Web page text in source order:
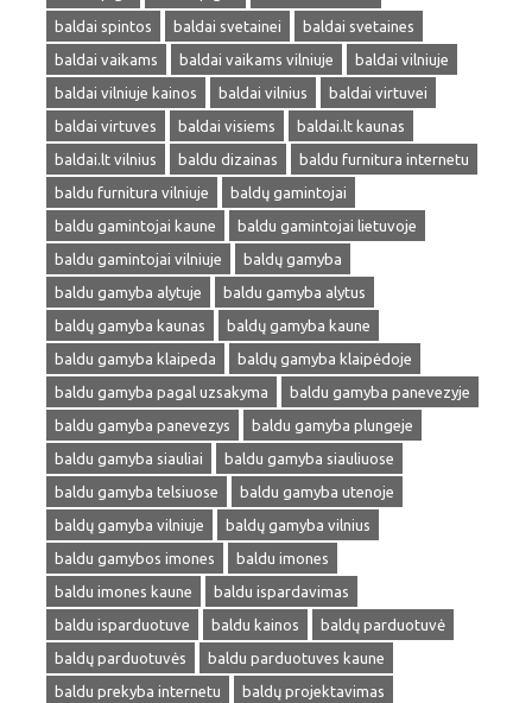
baldai spintos
baldai svetainei
baldai svetaines
baldai vaikams
baldai vaikams vilniuje
baldai vilniuje
baldai vilniuje kainos
baldai vilnius
baldai virtuvei
baldai virtuves
baldai visiems
baldai.lt kaunas
baldai.lt vilnius
baldu dizainas
baldu furnitura internetu
baldu furnitura vilniuje
baldų gamintojai
baldu gamintojai kaune
baldu gamintojai lietuvoje
baldu gamintojai vilniuje
baldų gamyba
baldu gamyba alytuje
baldu gamyba alytus
baldų gamyba kaunas
baldų gamyba kaune
baldu gamyba klaipeda
baldų gamyba klaipėdoje
baldu gamyba pagal uzsakyma
baldu gamyba panevezyje
baldu gamyba panevezys
baldu gamyba plungeje
baldu gamyba siauliai
baldu gamyba siauliuose
baldu gamyba telsiuose
baldu gamyba utenoje
baldų gamyba vilniuje
baldų gamyba vilnius
baldu gamybos imones
baldu imones
baldu imones kaune
baldu ispardavimas
baldu isparduotuve
baldu kainos
baldų parduotuvė
baldų parduotuvės
baldu parduotuves kaune
baldu prekyba internetu
baldų projektavimas